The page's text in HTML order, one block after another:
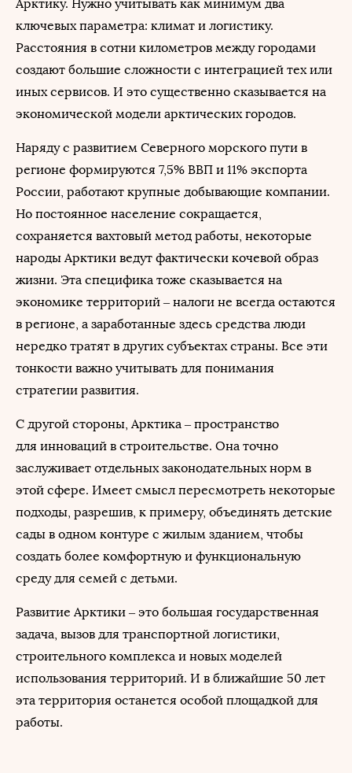
Арктику. Нужно учитывать как минимум два
ключевых параметра: климат и логистику.
Расстояния в сотни километров между городами
создают большие сложности с интеграцией тех или
иных сервисов. И это существенно сказывается на
экономической модели арктических городов.
Наряду с развитием Северного морского пути в
регионе формируются 7,5% ВВП и 11% экспорта
России, работают крупные добывающие компании.
Но постоянное население сокращается,
сохраняется вахтовый метод работы, некоторые
народы Арктики ведут фактически кочевой образ
жизни. Эта специфика тоже сказывается на
экономике территорий – налоги не всегда остаются
в регионе, а заработанные здесь средства люди
нередко тратят в других субъектах страны. Все эти
тонкости важно учитывать для понимания
стратегии развития.
С другой стороны, Арктика – пространство
для инноваций в строительстве. Она точно
заслуживает отдельных законодательных норм в
этой сфере. Имеет смысл пересмотреть некоторые
подходы, разрешив, к примеру, объединять детские
сады в одном контуре с жилым зданием, чтобы
создать более комфортную и функциональную
среду для семей с детьми.
Развитие Арктики – это большая государственная
задача, вызов для транспортной логистики,
строительного комплекса и новых моделей
использования территорий. И в ближайшие 50 лет
эта территория останется особой площадкой для
работы.